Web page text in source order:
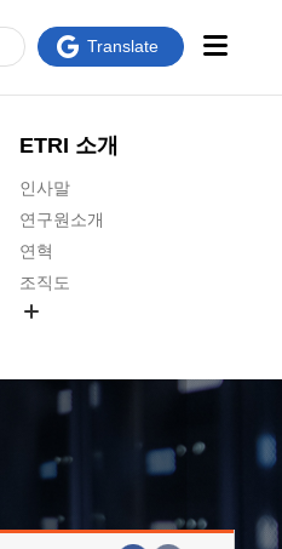
ETRI 소개
인사말
연구원소개
연혁
조직도
연구원 고객헌장
주요업무연락처
Translate